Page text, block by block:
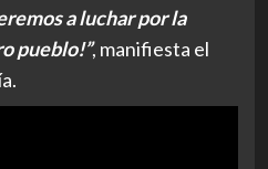
a luchar por la
pueblo!”, manifiesta el